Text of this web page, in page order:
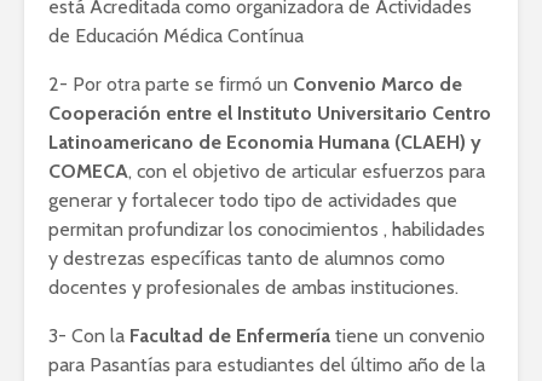
está Acreditada como organizadora de Actividades
de Educación Médica Contínua
2- Por otra parte se firmó un Convenio Marco de
Cooperación entre el Instituto Universitario Centro
Latinoamericano de Economia Humana (CLAEH) y
COMECA, con el objetivo de articular esfuerzos para
generar y fortalecer todo tipo de actividades que
permitan profundizar los conocimientos , habilidades
y destrezas específicas tanto de alumnos como
docentes y profesionales de ambas instituciones.
3- Con la Facultad de Enfermería tiene un convenio
para Pasantías para estudiantes del último año de la